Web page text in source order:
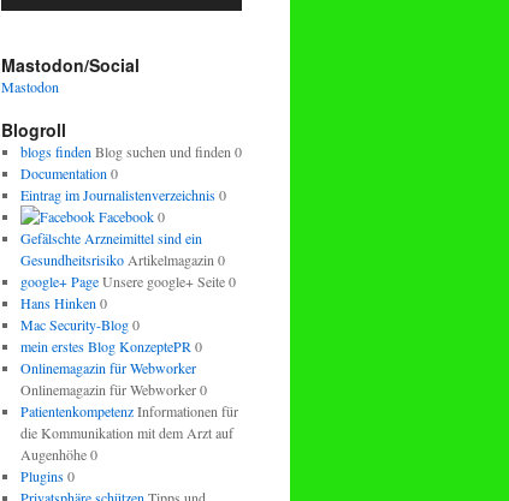
benutzen,
Mastodon/Social
Mastodon
Blogroll
blogs finden Blog suchen und finden 0
Documentation 0
Eintrag im Journalistenverzeichnis0
Facebook0
Gefälschte Arzneimittel sind ein
GesundheitsrisikoArtikelmagazin 0
google+ PageUnsere google+ Seite 0
Hans Hinken 0
Mac Security-Blog0
mein erstes Blog KonzeptePR 0
Onlinemagazin für Webworker
Onlinemagazin für Webworker 0
PatientenkompetenzInformationen für
die Kommunikation mit dem Arzt auf
Augenhöhe 0
Plugins0
Privatsphäre schützen Tipps und